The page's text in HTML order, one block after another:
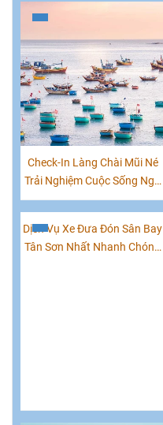
Check-In Làng Chài Mũi Né
Trải Nghiệm Cuộc Sống Ngư
Dân Xứ Biển
Dịch Vụ Xe Đưa Đón Sân Bay
Tân Sơn Nhất Nhanh Chóng